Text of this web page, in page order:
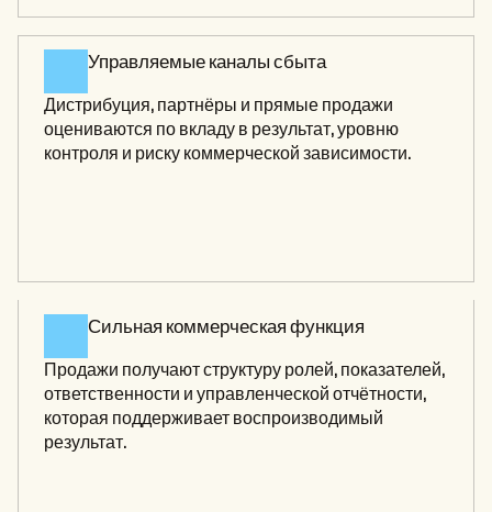
Управляемые каналы сбыта
Дистрибуция, партнёры и прямые продажи
оцениваются по вкладу в результат, уровню
контроля и риску коммерческой зависимости.
Сильная коммерческая функция
Продажи получают структуру ролей, показателей,
ответственности и управленческой отчётности,
которая поддерживает воспроизводимый
результат.